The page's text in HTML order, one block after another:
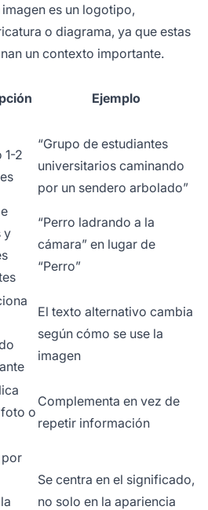
es un logotipo,
o diagrama, ya que estas
un contexto importante.
Ejemplo
1-2
“Grupo de estudiantes
universitarios caminando
por un sendero arbolado”
y
“Perro ladrando a la
cámara” en lugar de
“Perro”
El texto alternativo cambia
según cómo se use la
imagen
o
Complementa en vez de
repetir información
Se centra en el significado,
no solo en la apariencia